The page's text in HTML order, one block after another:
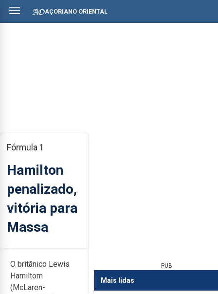
AÇORIANO ORIENTAL
Fórmula 1
Hamilton
penalizado,
vitória para
Massa
O britânico Lewis
Hamiltom
(McLaren-
PUB
Mais lidas